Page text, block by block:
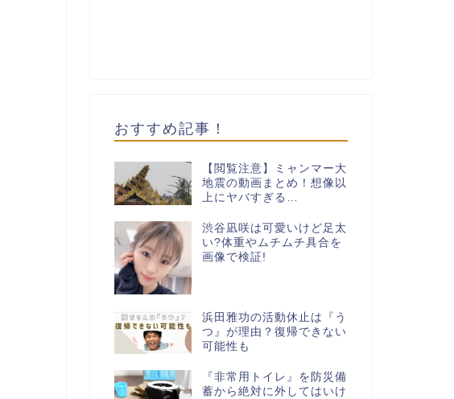
おすすめ記事！
【閲覧注意】ミャンマー大
地震の動画まとめ！想像以
上にヤバすぎる…
渋谷凪咲は可愛いけど足太
い?体重やムチムチ具合を
画像で検証!
浜田雅功の活動休止は『う
つ』が理由？復帰できない
可能性も
『非常用トイレ』を防災備
蓄から絶対に外してはいけ